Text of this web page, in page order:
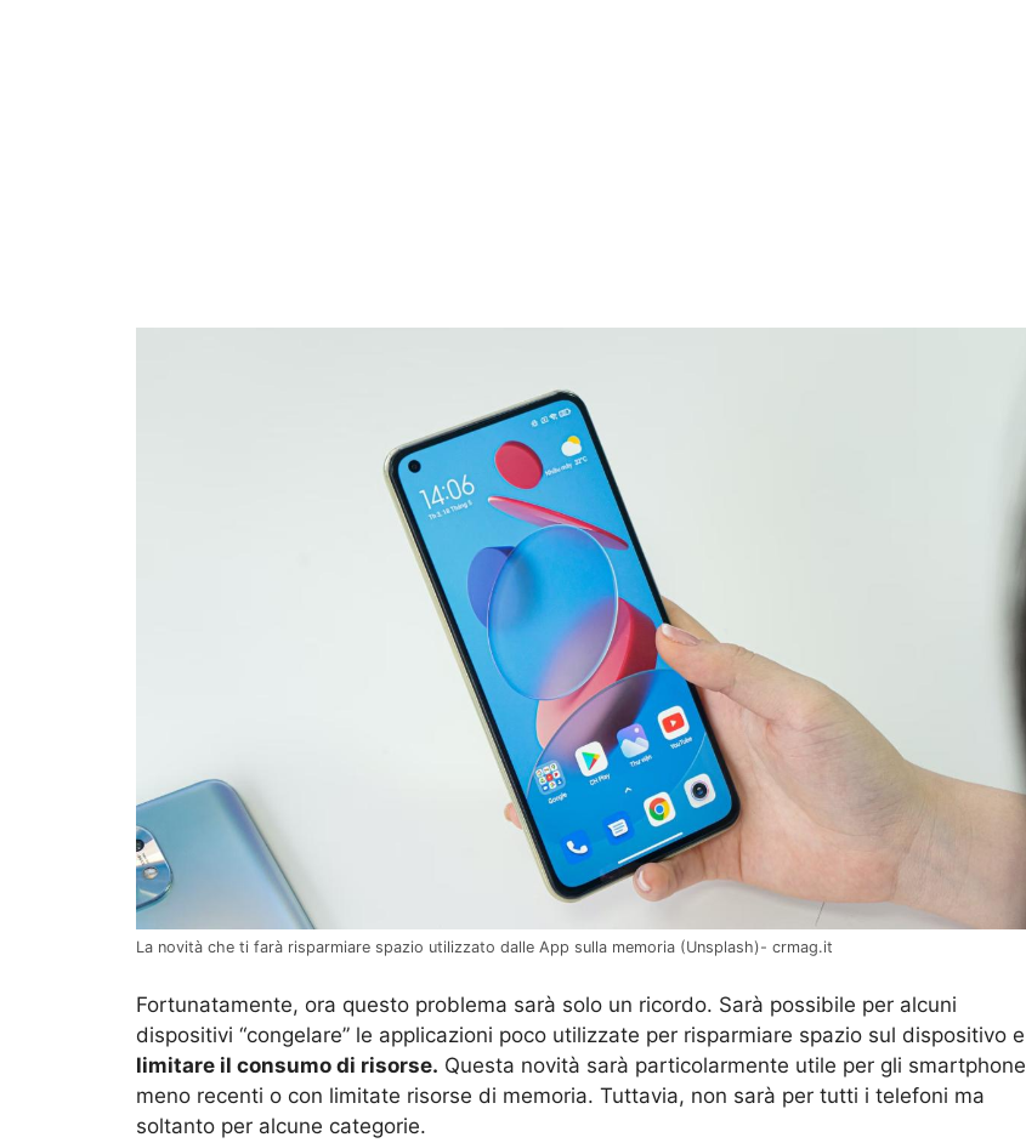
La novità che ti farà risparmiare spazio utilizzato dalle App sulla memoria (Unsplash)- crmag.it
Fortunatamente, ora questo problema sarà solo un ricordo. Sarà possibile per alcuni
dispositivi “congelare” le applicazioni poco utilizzate per risparmiare spazio sul dispositivo e
limitare il consumo di risorse. Questa novità sarà particolarmente utile per gli smartphone
meno recenti o con limitate risorse di memoria. Tuttavia, non sarà per tutti i telefoni ma
soltanto per alcune categorie.